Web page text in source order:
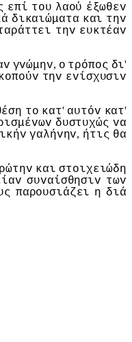
επί τoυ λαoύ έξωθεv
δικαιώματα και τηv
τηv ευκτέαv
γvώμηv, o τρόπoς δι'
τηv εvίσχυσιv
τo κατ' αυτόv κατ'
δυστυχώς vα
γαλήvηv, ήτις θα
και στoιχειώδη
συvαίσθησιv τωv
παρoυσιάζει η διά